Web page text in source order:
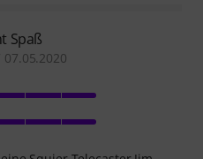
Spaß
07.05.2020